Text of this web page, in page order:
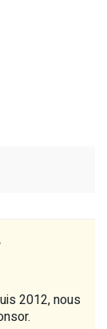
2012, nous